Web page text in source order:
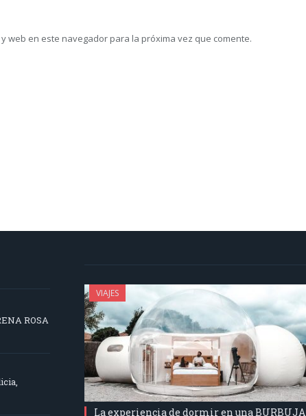
web en este navegador para la próxima vez que comente.
ROSA
VIAJES
La experiencia de dormir en una BURBUJA